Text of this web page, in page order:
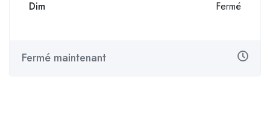
Dim Fermé
Fermé maintenant